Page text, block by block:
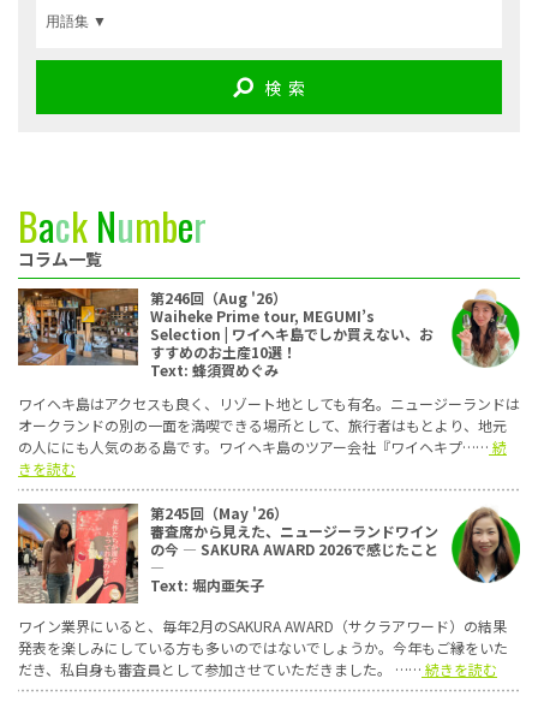
検 索
BackNumber
コラム一覧
第246回（Aug '26）
Waiheke Prime tour, MEGUMI’s
Selection | ワイヘキ島でしか買えない、お
すすめのお土産10選！
Text: 蜂須賀めぐみ
ワイヘキ島はアクセスも良く、リゾート地としても有名。ニュージーランドは
オークランドの別の一面を満喫できる場所として、旅行者はもとより、地元
の人ににも人気のある島です。ワイヘキ島のツアー会社『ワイヘキプ…… 続
きを読む
第245回（May '26）
審査席から見えた、ニュージーランドワイン
の今 ― SAKURA AWARD 2026で感じたこと
―
Text: 堀内亜矢子
ワイン業界にいると、毎年2月のSAKURA AWARD（サクラアワード）の結果
発表を楽しみにしている方も多いのではないでしょうか。今年もご縁をいた
だき、私自身も審査員として参加させていただきました。 …… 続きを読む